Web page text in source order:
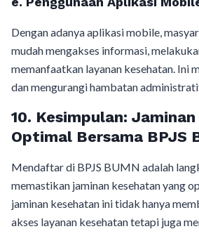
Dengan adanya aplikasi mobile,
mudah mengakses informasi,
memanfaatkan layanan kesehatan. Ini
dan mengurangi hambatan
10. Kesimpulan:
Optimal Bersama BPJS
Mendaftar di BPJS BUMN adalah
memastikan jaminan kesehatan yang
jaminan kesehatan ini tidak hanya
akses layanan kesehatan tetapi juga